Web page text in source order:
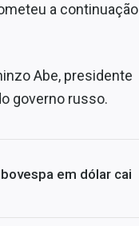
a continuação
Abe, presidente
governo russo.
em dólar cai